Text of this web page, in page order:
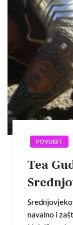
POVIJEST
Tea
navalno i